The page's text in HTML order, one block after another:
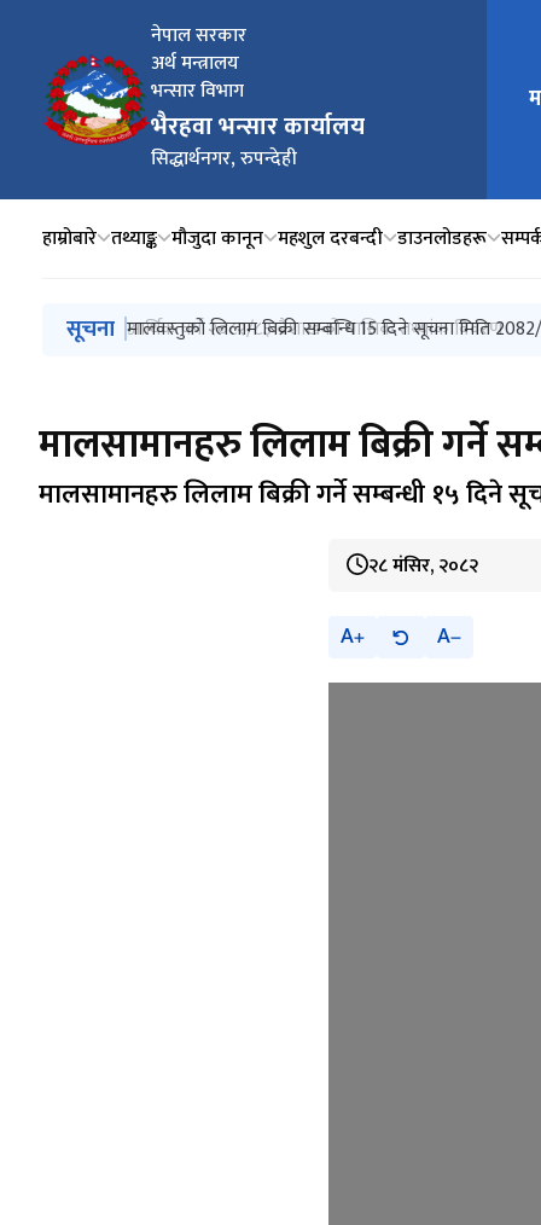
नेपाल सरकार
अर्थ मन्त्रालय
भन्सार विभाग
भैरहवा भन्सार कार्यालय
सिद्धार्थनगर, रुपन्देही
मुख्य
हाम्रोबारे तथ्याङ्क मौजुदा कानून महशुल दरबन्दी डाउनलोडहरू
मुख्य नेभिगेसनमा जानुहोस्
सूचना हकदावीको सूचना 2083/04/08
आर्थिक वर्ष २०८२/८३ बैशाखको मासिक तथ्यांक विवरण
मालवस्तुको लिलाम बिक्री सम्बन्धि 15 दिने सूचना मिति
लिलाम विक्रि गर्ने सम्वन्धी १५ दिने सूचना (२०८२/११/१४)
लिलाम विक्रि गर्ने सम्वन्धी १५ दिने सूचना (२०८२/१०/२५)
मालसामानहरु लिलाम बिक्री गर्ने
मालसामानहरु लिलाम बिक्री गर्ने सम्बन्धी १५ दिने
२८ मंसिर, २०८२
A A